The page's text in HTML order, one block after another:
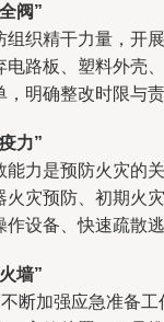
阀”
织精干力量，开
路板、塑料外壳
明确整改时限与
力”
力是预防火灾的
灾预防、初期火
设备、快速疏散
墙”
断加强应急准备